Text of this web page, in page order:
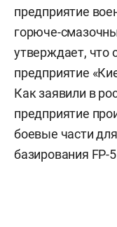
предприятие
горюче-
утверждает, что
предприятие
Как заявили в
предприятие
боевые части
базирования FP-